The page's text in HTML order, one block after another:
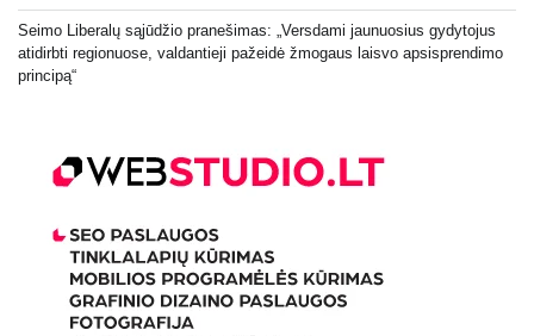
Seimo Liberalų sąjūdžio pranešimas: „Versdami jaunuosius gydytojus
atidirbti regionuose, valdantieji pažeidė žmogaus laisvo apsisprendimo
principą“